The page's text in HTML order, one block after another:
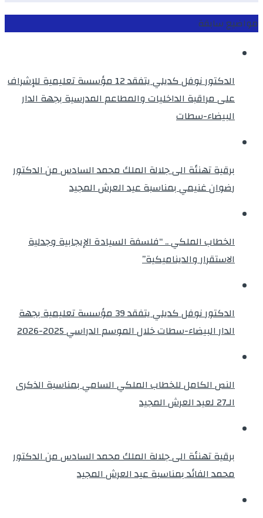
مواضيع سابقة
الدكتور نوفل كديلي يتفقد 12 مؤسسة تعليمية للإشراف
على مراقبة الداخليات والمطاعم المدرسية بجهة الدار
البيضاء-سطات
برقية تهنئة الى جلالة الملك محمد السادس من الدكتور
رضوان غنيمي بمناسبة عيد العرش المجيد
الخطاب الملكي .. “فلسفة السيادة الإيجابية وجدلية
الاستقرار والديناميكية”
الدكتور نوفل كديلي يتفقد 39 مؤسسة تعليمية بجهة
الدار البيضاء-سطات خلال الموسم الدراسي 2025-2026
النص الكامل للخطاب الملكي السامي بمناسبة الذكرى
الـ27 لعيد العرش المجيد
برقية تهنئة الى جلالة الملك محمد السادس من الدكتور
محمد الفائد بمناسبة عيد العرش المجيد